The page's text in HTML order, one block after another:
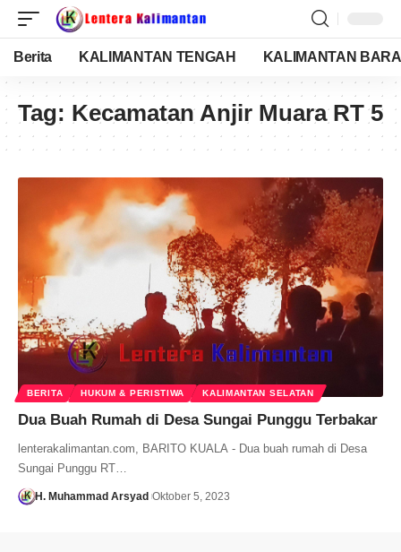
Berita KALIMANTAN TENGAH KALIMANTAN
Tag: Kecamatan Anjir Muara RT 5
BERITA HUKUM & PERISTIWA KALIMANTAN SELATAN
Dua Buah Rumah di Desa Sungai Punggu Terbakar
lenterakalimantan.com, BARITO KUALA - Dua buah rumah di Desa
Sungai Punggu RT…
H. Muhammad Arsyad Oktober 5, 2023